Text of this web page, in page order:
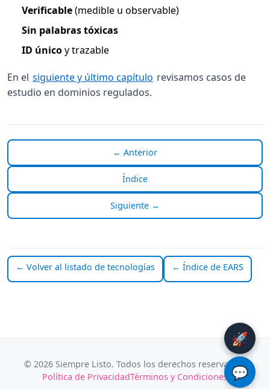
Verificable(medible u observable)
Sin palabras tóxicas
ID únicoy trazable
En el siguiente y último capítulo revisamos casos de
estudio en dominios regulados.
← Anterior
Índice
Siguiente →
← Volver al listado de tecnologías ← Índice de EARS
🚀
💬
© 2026 Siempre Listo. Todos los derechos reservados.
Política de PrivacidadTérminos y Condiciones